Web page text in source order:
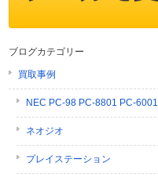
ブログカテゴリー
買取事例
NEC PC-98 PC-8801 PC-6001
ネオジオ
プレイステーション